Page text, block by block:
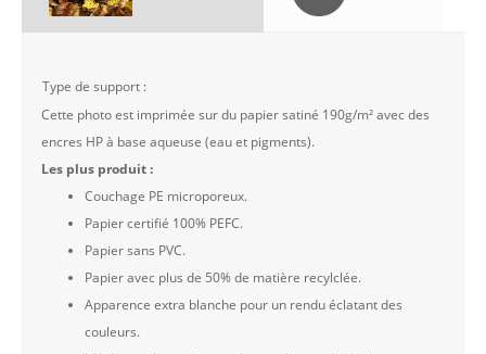
Type de support :
Cette photo est imprimée sur du papier satiné 190g/m² avec des
encres HP à base aqueuse (eau et pigments).
Les plus produit :
Couchage PE microporeux.
Papier certifié 100% PEFC.
Papier sans PVC.
Papier avec plus de 50% de matière recylclée.
Apparence extra blanche pour un rendu éclatant des
couleurs.